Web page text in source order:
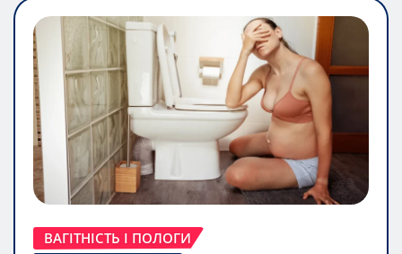
ВАГІТНІСТЬ І ПОЛОГИ